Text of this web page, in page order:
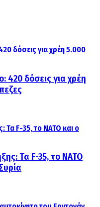
420 δόσεις για χρέη
Τα F-35, το ΝΑΤΟ